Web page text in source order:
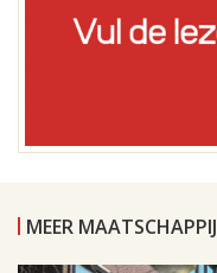
MEER MAATSCHAPPIJ